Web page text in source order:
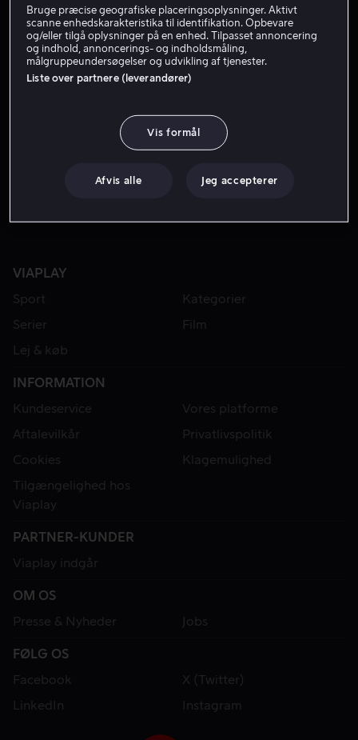
VIAPLAY
Sport
Kategorier
Serier
Film
Lej & køb
INFORMATION
Kundeservice
Vores platforme
Aftalevilkår
Privatlivspolitik
Cookies
Klagemulighed
Tilgængelighed hos
Viaplay
PARTNER-KUNDER
Viaplay indgår
OM OS
Presse & Nyheder
Jobs
FØLG OS
Facebook
X (Twitter)
LinkedIn
Instagram
Bruge præcise geografiske placeringsoplysninger. Aktivt
scanne enhedskarakteristika til identifikation. Opbevare
og/eller tilgå oplysninger på en enhed. Tilpasset annoncering
og indhold, annoncerings- og indholdsmåling,
målgruppeundersøgelser og udvikling af tjenester.
Liste over partnere (leverandører)
Vis formål
Afvis alle Jeg accepterer